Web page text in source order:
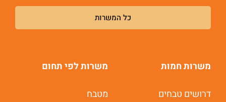
כל המשרות
משרות חמות
דרושים טבחים
משרות לפי תחום
מטבח